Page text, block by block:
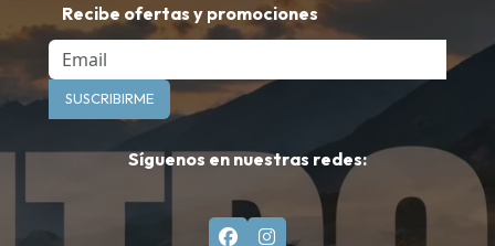
Recibe ofertas y promociones
Email
SUSCRIBIRME
Síguenos en nuestras redes: